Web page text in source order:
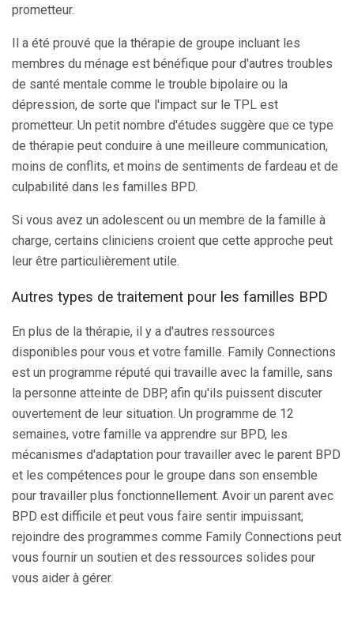
prometteur.
Il a été prouvé que la thérapie de groupe incluant les
membres du ménage est bénéfique pour d'autres troubles
de santé mentale comme le trouble bipolaire ou la
dépression, de sorte que l'impact sur le TPL est
prometteur. Un petit nombre d'études suggère que ce type
de thérapie peut conduire à une meilleure communication,
moins de conflits, et moins de sentiments de fardeau et de
culpabilité dans les familles BPD.
Si vous avez un adolescent ou un membre de la famille à
charge, certains cliniciens croient que cette approche peut
leur être particulièrement utile.
Autres types de traitement pour les familles BPD
En plus de la thérapie, il y a d'autres ressources
disponibles pour vous et votre famille. Family Connections
est un programme réputé qui travaille avec la famille, sans
la personne atteinte de DBP, afin qu'ils puissent discuter
ouvertement de leur situation. Un programme de 12
semaines, votre famille va apprendre sur BPD, les
mécanismes d'adaptation pour travailler avec le parent BPD
et les compétences pour le groupe dans son ensemble
pour travailler plus fonctionnellement. Avoir un parent avec
BPD est difficile et peut vous faire sentir impuissant;
rejoindre des programmes comme Family Connections peut
vous fournir un soutien et des ressources solides pour
vous aider à gérer.